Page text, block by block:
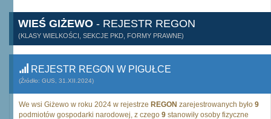
WIEŚ GIŻEWO - REJESTR REGON
(KLASY WIELKOŚCI, SEKCJE PKD, FORMY PRAWNE)
REJESTR REGON W PIGUŁCE
(Źródło: GUS, 31.XII.2024)
We wsi Giżewo w roku 2024 w rejestrze REGON zarejestrowanych było 9
podmiotów gospodarki narodowej, z czego 9 stanowiły osoby fizyczne